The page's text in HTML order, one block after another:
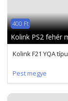
400 Ft
Kolink PS2 fehér
Kolink F21 YQA
Pest megye